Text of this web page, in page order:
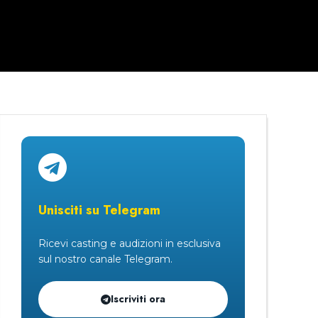
Unisciti su Telegram
Ricevi casting e audizioni in esclusiva
sul nostro canale Telegram.
Iscriviti ora